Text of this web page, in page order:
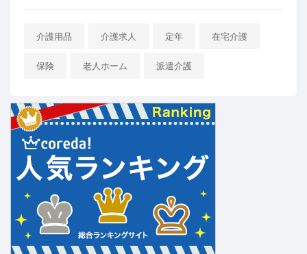
介護用品 介護求人 定年 在宅介護
保険 老人ホーム 派遣介護